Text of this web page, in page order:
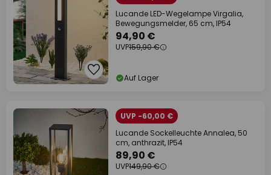
Lucande LED-Wegelampe Virgalia,
Bewegungsmelder, 65 cm, IP54
94,90 €
UVP159,90 €
Auf Lager
UVP -60,00 €
Lucande Sockelleuchte Annalea, 50
cm, anthrazit, IP54
89,90 €
UVP149,90 €